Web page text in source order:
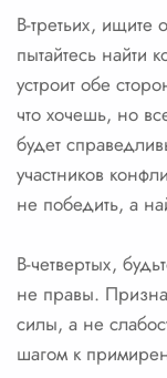
В-третьих, ищите
пытайтесь найти
устроит обе
что хочешь, но
будет
участников
не победить, а
В-четвертых,
не правы.
силы, а не
шагом к